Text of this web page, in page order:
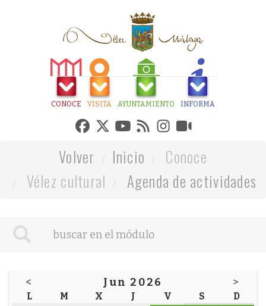
CONOCE VISITA AYUNTAMIENTO INFORMA
Volver Inicio
Conoce
Vélez cultural
Agenda de actividades
< Jun 2026 >
L M X J V S D